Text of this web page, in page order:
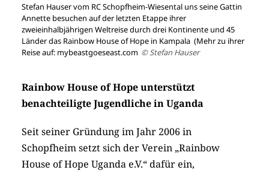
Stefan Hauser vom RC Schopfheim-Wiesental uns seine Gattin
Annette besuchen auf der letzten Etappe ihrer
zweieinhalbjährigen Weltreise durch drei Kontinente und 45
Länder das Rainbow House of Hope in Kampala (Mehr zu ihrer
Reise auf: mybeastgoeseast.com © Stefan Hauser
Rainbow House of Hope unterstützt
benachteiligte Jugendliche in Uganda
Seit seiner Gründung im Jahr 2006 in
Schopfheim setzt sich der Verein „Rainbow
House of Hope Uganda e.V.“ dafür ein,